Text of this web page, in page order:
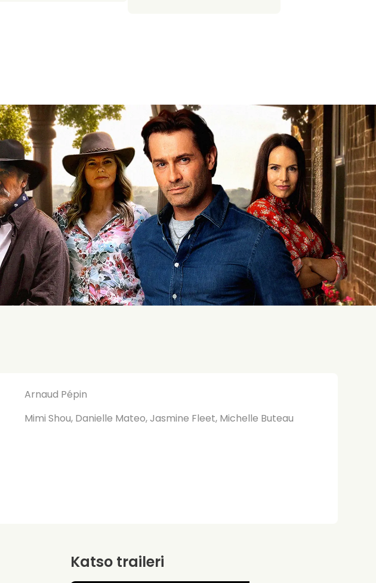
Arnaud Pépin
Mimi Shou, Danielle Mateo, Jasmine Fleet, Michelle Buteau
Katso traileri